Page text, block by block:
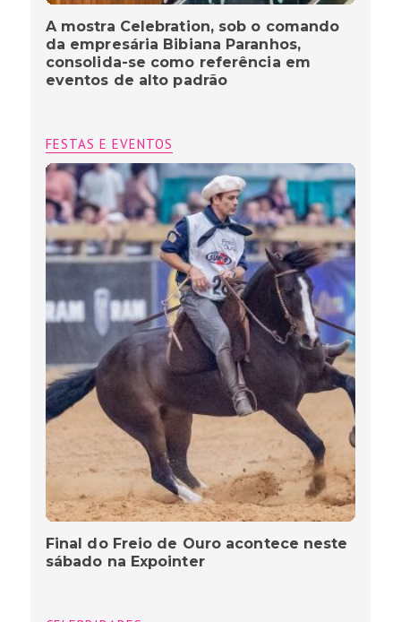
A mostra Celebration, sob o comando
da empresária Bibiana Paranhos,
consolida-se como referência em
eventos de alto padrão
FESTAS E EVENTOS
Final do Freio de Ouro acontece neste
sábado na Expointer